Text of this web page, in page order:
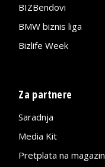
BIZBendovi
BMW biznis liga
Bizlife Week
Za partnere
Saradnja
Media Kit
Pretplata na magazin